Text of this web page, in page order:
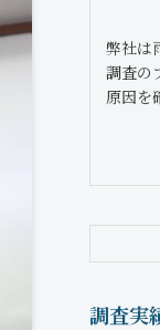
弊社は
調査の
原因を
調査実